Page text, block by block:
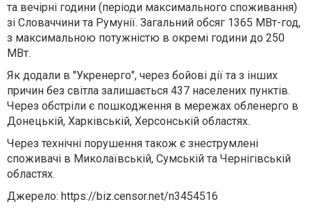
та вечірні години (періоди максимального споживання)
зі Словаччини та Румунії. Загальний обсяг 1365 МВт-год,
з максимальною потужністю в окремі години до 250
МВт.
Як додали в "Укренерго", через бойові дії та з інших
причин без світла залишається 437 населених пунктів.
Через обстріли є пошкодження в мережах обленерго в
Донецькій, Харківській, Херсонській областях.
Через технічні порушення також є знеструмлені
споживачі в Миколаївській, Сумській та Чернігівській
областях.
Джерело: https://biz.censor.net/n3454516